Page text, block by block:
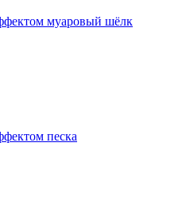
муаровый шёлк
песка